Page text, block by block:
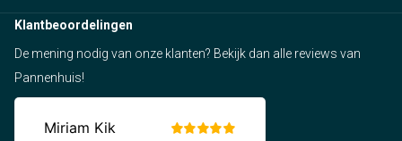
Klantbeoordelingen
De mening nodig van onze klanten? Bekijk dan alle reviews van
Pannenhuis!